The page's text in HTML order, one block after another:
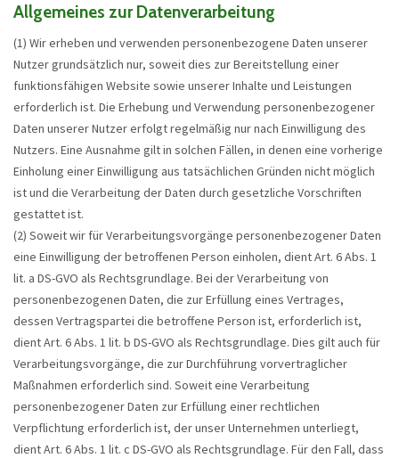
Allgemeines zur Datenverarbeitung
(1) Wir erheben und verwenden personenbezogene Daten unserer
Nutzer grundsätzlich nur, soweit dies zur Bereitstellung einer
funktionsfähigen Website sowie unserer Inhalte und Leistungen
erforderlich ist. Die Erhebung und Verwendung personenbezogener
Daten unserer Nutzer erfolgt regelmäßig nur nach Einwilligung des
Nutzers. Eine Ausnahme gilt in solchen Fällen, in denen eine vorherige
Einholung einer Einwilligung aus tatsächlichen Gründen nicht möglich
ist und die Verarbeitung der Daten durch gesetzliche Vorschriften
gestattet ist.
(2) Soweit wir für Verarbeitungsvorgänge personenbezogener Daten
eine Einwilligung der betroffenen Person einholen, dient Art. 6 Abs. 1
lit. a DS-GVO als Rechtsgrundlage. Bei der Verarbeitung von
personenbezogenen Daten, die zur Erfüllung eines Vertrages,
dessen Vertragspartei die betroffene Person ist, erforderlich ist,
dient Art. 6 Abs. 1 lit. b DS-GVO als Rechtsgrundlage. Dies gilt auch für
Verarbeitungsvorgänge, die zur Durchführung vorvertraglicher
Maßnahmen erforderlich sind. Soweit eine Verarbeitung
personenbezogener Daten zur Erfüllung einer rechtlichen
Verpflichtung erforderlich ist, der unser Unternehmen unterliegt,
dient Art. 6 Abs. 1 lit. c DS-GVO als Rechtsgrundlage. Für den Fall, dass